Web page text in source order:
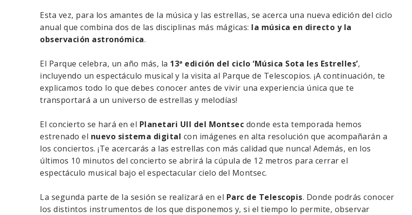
Esta vez, para los amantes de la música y las estrellas, se acerca una nueva edición del ciclo
anual que combina dos de las disciplinas más mágicas: la música en directo y la
observación astronómica.
El Parque celebra, un año más, la 13ª edición del ciclo ‘Música Sota les Estrelles’,
incluyendo un espectáculo musical y la visita al Parque de Telescopios. ¡A continuación, te
explicamos todo lo que debes conocer antes de vivir una experiencia única que te
transportará a un universo de estrellas y melodías!
El concierto se hará en el Planetari Ull del Montsec donde esta temporada hemos
estrenado el nuevo sistema digital con imágenes en alta resolución que acompañarán a
los conciertos. ¡Te acercarás a las estrellas con más calidad que nunca! Además, en los
últimos 10 minutos del concierto se abrirá la cúpula de 12 metros para cerrar el
espectáculo musical bajo el espectacular cielo del Montsec.
La segunda parte de la sesión se realizará en el Parc de Telescopis. Donde podrás conocer
los distintos instrumentos de los que disponemos y, si el tiempo lo permite, observar